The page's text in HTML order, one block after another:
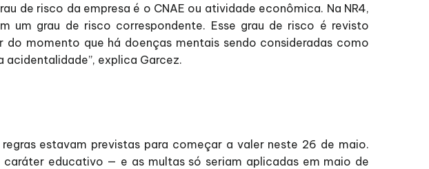
de risco da empresa é o CNAE ou atividade econômica. Na NR4,
um grau de risco correspondente. Esse grau de risco é revisto
momento que há doenças mentais sendo consideradas como
explica Garcez.
estavam previstas para começar a valer neste 26 de maio.
educativo — e as multas só seriam aplicadas em maio de